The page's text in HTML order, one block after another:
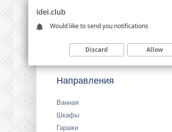
Idei
Направления
Ванная
Шкафы
Гаражи
idei.club
Would like to send you notifications
Discard Allow